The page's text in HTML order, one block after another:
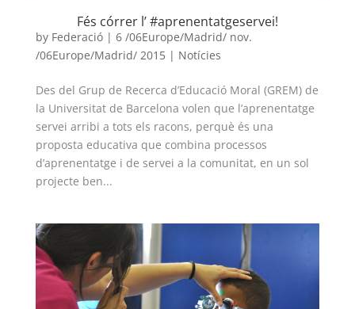
Fés córrer l’ #aprenentatgeservei!
by Federació| 6 /06Europe/Madrid/ nov.
/06Europe/Madrid/ 2015| Notícies
Des del Grup de Recerca d’Educació Moral (GREM) de
la Universitat de Barcelona volen que l’aprenentatge
servei arribi a tots els racons, perquè és una
proposta educativa que combina processos
d’aprenentatge i de servei a la comunitat, en un sol
projecte ben...
L'equip
Missió i valors
Els comptes clars
Memòria d'activitats
Proposta educativa
ACTUALITAT
Notícies
Butlletins
Diari de la Fundació